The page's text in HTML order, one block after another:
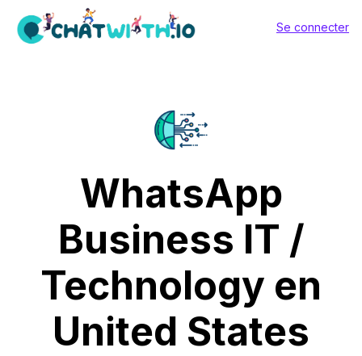
Se connecter
WhatsApp
Business IT /
Technology en
United States